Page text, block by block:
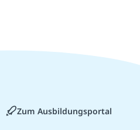
Zum Ausbildungsportal